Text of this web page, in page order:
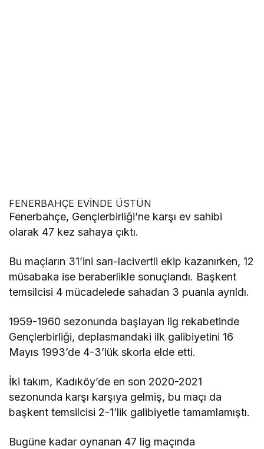
FENERBAHÇE EVİNDE ÜSTÜN
Fenerbahçe, Gençlerbirliği’ne karşı ev sahibi
olarak 47 kez sahaya çıktı.
Bu maçların 31’ini sarı-lacivertli ekip kazanırken, 12
müsabaka ise beraberlikle sonuçlandı. Başkent
temsilcisi 4 mücadelede sahadan 3 puanla ayrıldı.
1959-1960 sezonunda başlayan lig rekabetinde
Gençlerbirliği, deplasmandaki ilk galibiyetini 16
Mayıs 1993’de 4-3’lük skorla elde etti.
İki takım, Kadıköy’de en son 2020-2021
sezonunda karşı karşıya gelmiş, bu maçı da
başkent temsilcisi 2-1’lik galibiyetle tamamlamıştı.
Bugüne kadar oynanan 47 lig maçında